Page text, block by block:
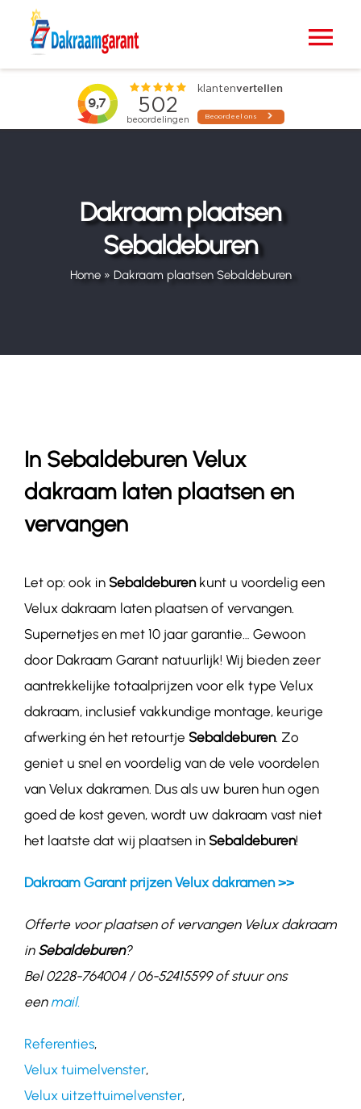
Blogs
Dakraam plaatsen
Sebaldeburen
Home» Dakraam plaatsen Sebaldeburen
In Sebaldeburen Velux
dakraam laten plaatsen en
vervangen
Let op: ook in Sebaldeburen kunt u voordelig een
Velux dakraam laten plaatsen of vervangen.
Supernetjes en met 10 jaar garantie… Gewoon
door Dakraam Garant natuurlijk! Wij bieden zeer
aantrekkelijke totaalprijzen voor elk type Velux
dakraam, inclusief vakkundige montage, keurige
afwerking én het retourtje Sebaldeburen. Zo
geniet u snel en voordelig van de vele voordelen
van Velux dakramen. Dus als uw buren hun ogen
goed de kost geven, wordt uw dakraam vast niet
het laatste dat wij plaatsen in Sebaldeburen!
Dakraam Garant prijzen Velux dakramen >>
Offerte voor plaatsen of vervangen Velux dakraam
in Sebaldeburen?
Bel 0228-764004 / 06-52415599 of stuur ons
een mail.
Referenties,
Velux tuimelvenster,
Velux uitzettuimelvenster,